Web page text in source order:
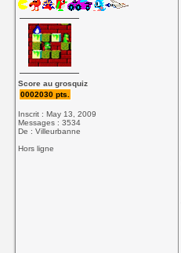
Score au grosquiz
0002030 pts.
Inscrit : May 13, 2009
Messages : 3534
De : Villeurbanne
Hors ligne